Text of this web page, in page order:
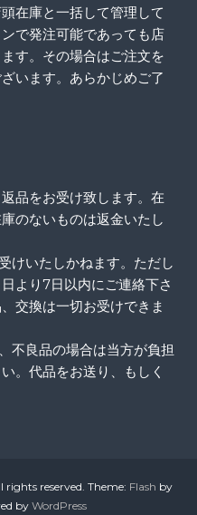
在庫と一括して管理して
で発注可能であっても店
す。その場合はご注文を
います。あらかじめご了
品をお受け致します。在
のないものは返金いたし
けいたしかねます。ただし
より7日以内にご連絡下さ
交換は一切お受けできま
不良品の場合は当方が負担
。代品をお送り、もしく
rights reserved. Theme: Flash by
by WordPress